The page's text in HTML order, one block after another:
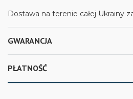
Dostawa na terenie całej Ukrainy
GWARANCJA
PŁATNOŚĆ